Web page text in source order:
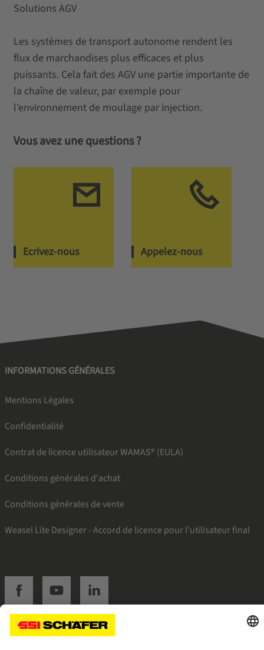
Solutions AGV
Les systèmes de transport autonome rendent les
flux de marchandises plus efficaces et plus
puissants. Cela fait des AGV une partie importante de
la chaîne de valeur, par exemple pour
l'environnement de moulage par injection.
Vous avez une questions ?
Ecrivez-nous Appelez-nous
INFORMATIONS GÉNÉRALES
Mentions Légales
Confidentialité
Contrat de licence utilisateur WAMAS® (EULA)
Conditions générales d'achat
Conditions générales de vente
Weasel Lite Designer - Accord de licence pour l'utilisateur final
SSI facebookSSI youtubeSSI linkedin